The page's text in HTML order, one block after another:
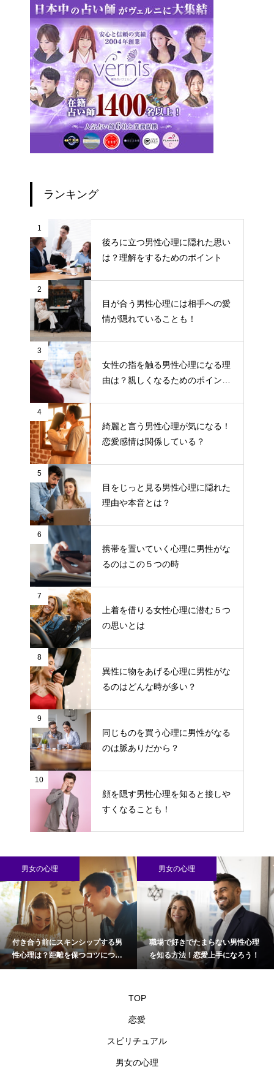
ランキング
1
後ろに立つ男性心理に隠れた思い
は？理解をするためのポイント
2
目が合う男性心理には相手への愛
情が隠れていることも！
3
女性の指を触る男性心理になる理
由は？親しくなるためのポイント
4
綺麗と言う男性心理が気になる！
恋愛感情は関係している？
5
目をじっと見る男性心理に隠れた
理由や本音とは？
6
携帯を置いていく心理に男性がな
るのはこの５つの時
7
上着を借りる女性心理に潜む５つ
の思いとは
8
異性に物をあげる心理に男性がな
るのはどんな時が多い？
9
同じものを買う心理に男性がなる
のは脈ありだから？
10
顔を隠す男性心理を知ると接しや
すくなることも！
男女の心理
付き合う前にスキンシップする男
性心理は？距離を保つコツについ
て
男女の心理
職場で好きでたまらない男性心理
を知る方法！恋愛上手になろう！
TOP
恋愛
スピリチュアル
男女の心理